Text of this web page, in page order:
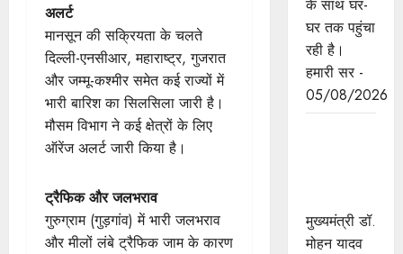
अलर्ट
मानसून की सक्रियता के चलते
दिल्ली-एनसीआर, महाराष्ट्र, गुजरात
और जम्मू-कश्मीर समेत कई राज्यों में
भारी बारिश का सिलसिला जारी है।
मौसम विभाग ने कई क्षेत्रों के लिए
ऑरेंज अलर्ट जारी किया है।
ट्रैफिक और जलभराव
गुरुग्राम (गुड़गांव) में भारी जलभराव
और मीलों लंबे ट्रैफिक जाम के कारण
के साथ घर-
घर तक पहुंचा
रही है।
हमारी सर -
05/08/2026
मुख्यमंत्री डॉ.
मोहन यादव